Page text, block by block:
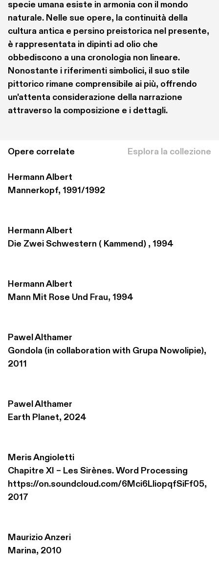
specie umana esiste in armonia con il mondo
naturale. Nelle sue opere, la continuità della
cultura antica e persino preistorica nel presente,
è rappresentata in dipinti ad olio che
obbediscono a una cronologia non lineare.
Nonostante i riferimenti simbolici, il suo stile
pittorico rimane comprensibile ai più, offrendo
un'attenta considerazione della narrazione
attraverso la composizione e i dettagli.
Opere correlate Esplora la collezione
Hermann Albert
Mannerkopf, 1991/1992
Hermann Albert
Die Zwei Schwestern ( Kammend) , 1994
Hermann Albert
Mann Mit Rose Und Frau, 1994
Pawel Althamer
Gondola (in collaboration with Grupa Nowolipie),
2011
Pawel Althamer
Earth Planet, 2024
Meris Angioletti
Chapitre XI – Les Sirènes. Word Processing
https://on.soundcloud.com/6Mci6LliopqfSiFf05,
2017
Maurizio Anzeri
Marina, 2010